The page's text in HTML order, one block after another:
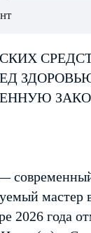
мастер
2026 года